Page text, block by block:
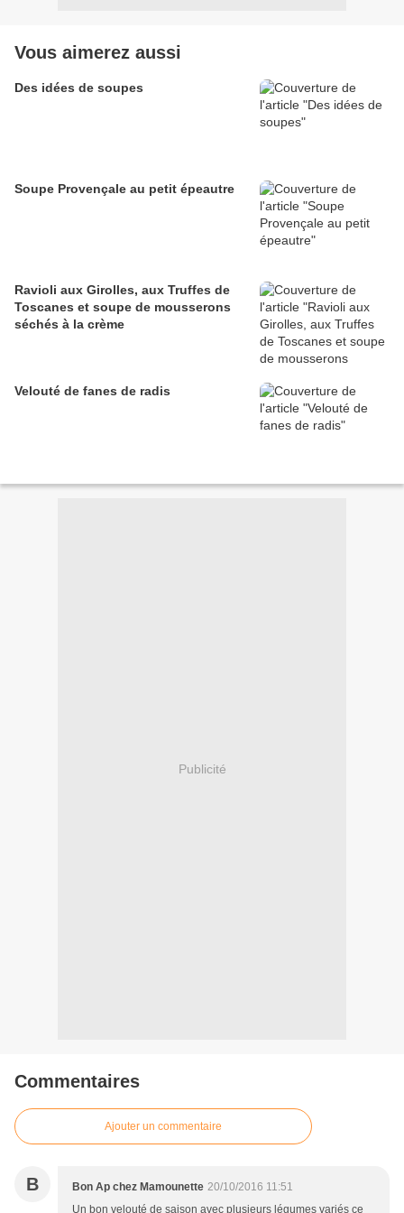
Vous aimerez aussi
Des idées de soupes
Soupe Provençale au petit épeautre
Ravioli aux Girolles, aux Truffes de
Toscanes et soupe de mousserons
séchés à la crème
Velouté de fanes de radis
Publicité
Commentaires
Ajouter un commentaire
B Bon Ap chez Mamounette 20/10/2016 11:51
Un bon velouté de saison avec plusieurs légumes variés ce